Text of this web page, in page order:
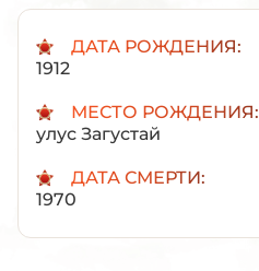
ДАТА РОЖДЕНИЯ:
1912
МЕСТО РОЖДЕНИЯ:
улус Загустай
ДАТА СМЕРТИ:
1970